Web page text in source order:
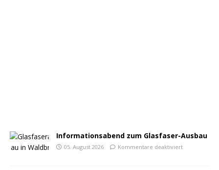
Informationsabend zum Glasfaser-Ausbau
05. August 2026 Kommentare deaktiviert